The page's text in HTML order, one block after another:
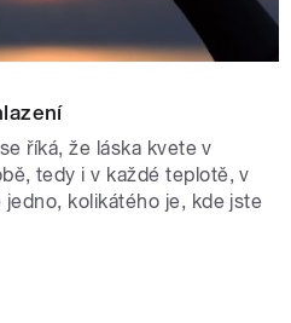
říká, že láska kvete v
tedy i v každé teplotě, v
kolikátého je, kde jste